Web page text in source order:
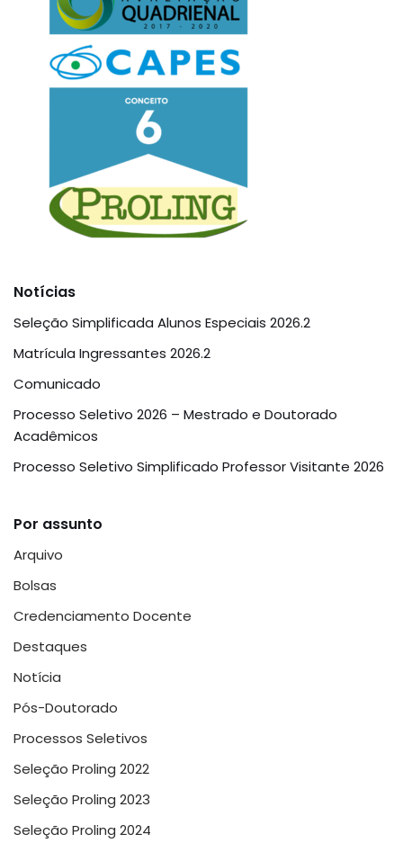
Notícias
Seleção Simplificada Alunos Especiais 2026.2
Matrícula Ingressantes 2026.2
Comunicado
Processo Seletivo 2026 – Mestrado e Doutorado
Acadêmicos
Processo Seletivo Simplificado Professor Visitante 2026
Por assunto
Arquivo
Bolsas
Credenciamento Docente
Destaques
Notícia
Pós-Doutorado
Processos Seletivos
Seleção Proling 2022
Seleção Proling 2023
Seleção Proling 2024